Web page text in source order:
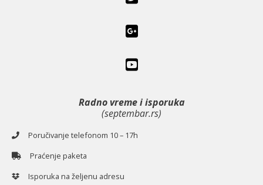
Radno vreme i isporuka
(septembar.rs)
Poručivanje telefonom 10 – 17h
Praćenje paketa
Isporuka na željenu adresu